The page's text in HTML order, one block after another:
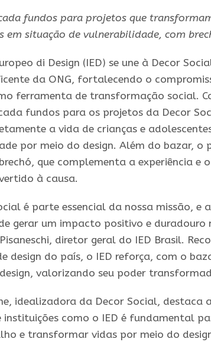
fundos para projetos que
em situação de vulnerabilidade, com
di Design (IED) se une à Decor
da ONG, fortalecendo o
ferramenta de transformação social.
fundos para os projetos da Decor
a vida de crianças e
por meio do design. Além do bazar, o
que complementa a experiência e
à causa.
é parte essencial da nossa missão, e
gerar um impacto positivo e duradouro
diretor geral do IED Brasil.
design do país, o IED reforça, com o
valorizando seu poder
idealizadora da Decor Social, destaca
instituições como o IED é fundamental
e transformar vidas por meio do